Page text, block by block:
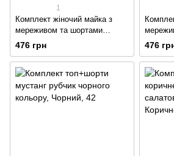
1
Комплект жіночий майка з
мереживом та шортами
рубчик рожевого кольору
476 грн
рубчик
476